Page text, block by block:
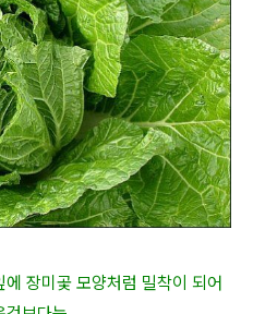
장미곷 모양처럼 밀착이 되어